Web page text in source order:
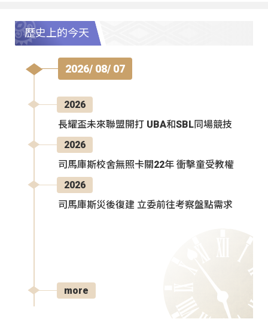
歷史上的今天
2026/ 08/ 07
2026
長耀盃未來聯盟開打 UBA和SBL同場競技
2026
司馬庫斯校舍無照卡關22年 衝擊童受教權
2026
司馬庫斯災後復建 立委前往考察盤點需求
more